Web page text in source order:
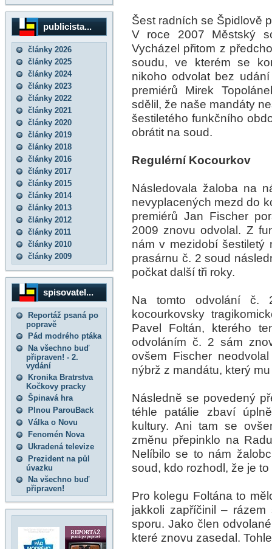
publicista...
články 2026
články 2025
články 2024
články 2023
články 2022
články 2021
články 2020
články 2019
články 2018
články 2016
články 2017
články 2015
články 2014
články 2013
články 2012
články 2011
články 2010
články 2009
spisovatel...
Reportáž psaná po
popravě
Pád modrého ptáka
Na všechno buď
připraven! - 2.
vydání
Kronika Bratrstva
Kočkovy pracky
Špinavá hra
Plnou ParouBack
Válka o Novu
Fenomén Nova
Ukradená televize
Prezident na půl
úvazku
Na všechno buď
připraven!
Šest radních se Špidlově
V roce 2007 Městský
Vycházel přitom z
soudu, ve kterém se
nikoho odvolat bez
premiérů Mirek
sdělil, že naše mandáty
šestiletého funkčního
obrátit na soud.
Regulérní Kocourkov
Následovala žaloba na
nevyplacených mezd do
premiérů Jan Fischer
2009 znovu odvolal. Z
nám v mezidobí šestiletý
prasárnu č. 2 soud
počkat další tři roky.
Na tomto odvolání č.
kocourkovsky
Pavel Foltán, kterého
odvoláním č. 2 sám
ovšem Fischer
nýbrž z mandátu, který
Následně se povedený
téhle patálie zbaví
kultury. Ani tam se
změnu přepinklo na
Nelíbilo se to nám
soud, kdo rozhodl, že je
Pro kolegu Foltána to
jakkoli zapříčinil –
sporu. Jako člen
které znovu zasedal.